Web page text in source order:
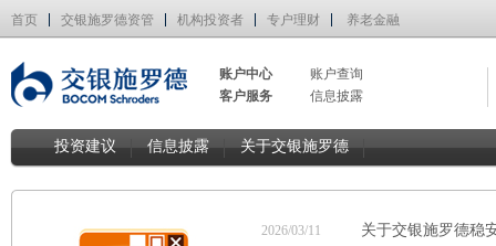
首页 交银施罗德资管 机构投资者 专户理财 养老金融
账户中心
账户查询
客户服务
信息披露
投资建议 信息披露 关于交银施罗德
2026/03/11 关于交银施罗德稳